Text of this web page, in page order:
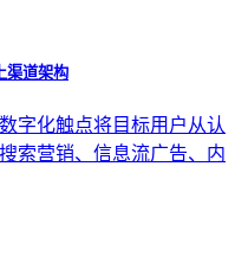
渠道架构
字化触点将目标用户从认
索营销、信息流广告、内